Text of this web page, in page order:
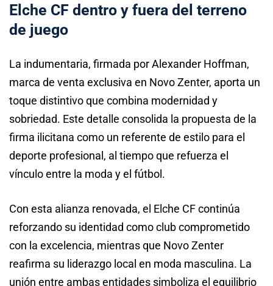
Elche CF dentro y fuera del terreno
de juego
La indumentaria, firmada por Alexander Hoffman,
marca de venta exclusiva en Novo Zenter, aporta un
toque distintivo que combina modernidad y
sobriedad. Este detalle consolida la propuesta de la
firma ilicitana como un referente de estilo para el
deporte profesional, al tiempo que refuerza el
vínculo entre la moda y el fútbol.
Con esta alianza renovada, el Elche CF continúa
reforzando su identidad como club comprometido
con la excelencia, mientras que Novo Zenter
reafirma su liderazgo local en moda masculina. La
unión entre ambas entidades simboliza el equilibrio